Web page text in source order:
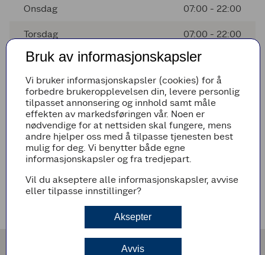
Onsdag 07:00 - 22:00
Torsdag 07:00 - 22:00
Fredag 07:00 - 22:00
Lørdag 08:00 - 21:00
Søndag
Avvikende åpningstider
Det er ingen avvikende åpningstider i nærmeste fremtid
Bruk av informasjonskapsler
Vi bruker informasjonskapsler (cookies) for å
forbedre brukeropplevelsen din, levere personlig
tilpasset annonsering og innhold samt måle
effekten av markedsføringen vår. Noen er
nødvendige for at nettsiden skal fungere, mens
andre hjelper oss med å tilpasse tjenesten best
mulig for deg. Vi benytter både egne
informasjonskapsler og fra tredjepart.
Vil du akseptere alle informasjonskapsler, avvise
eller tilpasse innstillinger?
Aksepter
Avvis